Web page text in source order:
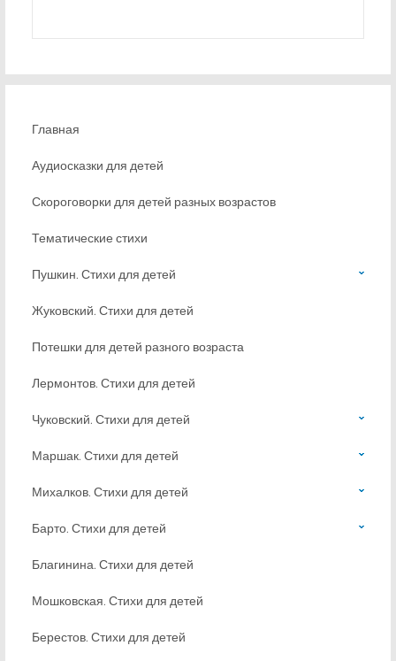
Главная
Аудиосказки для детей
Скороговорки для детей разных возрастов
Тематические стихи
Пушкин. Стихи для детей
Жуковский. Стихи для детей
Потешки для детей разного возраста
Лермонтов. Стихи для детей
Чуковский. Стихи для детей
Маршак. Стихи для детей
Михалков. Стихи для детей
Барто. Стихи для детей
Благинина. Стихи для детей
Мошковская. Стихи для детей
Берестов. Стихи для детей